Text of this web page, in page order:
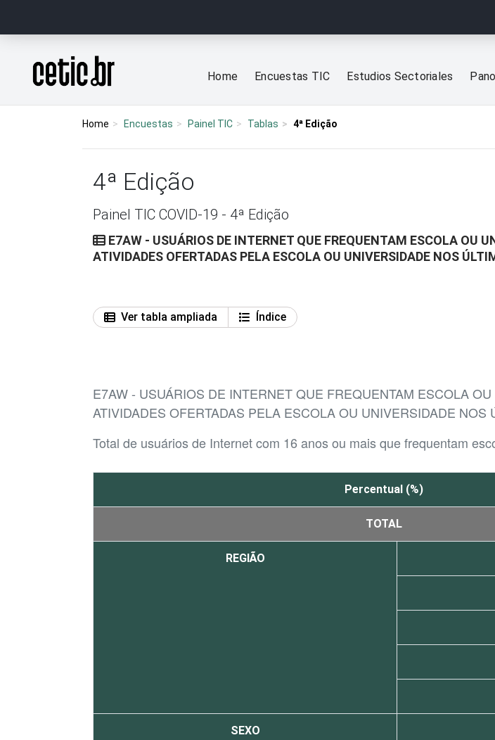
Página inicial
Home Encuestas TIC Estudios Sectoriales
Home Encuestas Painel TIC Tablas 4ª Edição
4ª Edição
Painel TIC COVID-19 - 4ª Edição
E7AW - USUÁRIOS DE INTERNET QUE FREQUENTAM ESCOLA OU
ATIVIDADES OFERTADAS PELA ESCOLA OU UNIVERSIDADE NOS
Ver tabla ampliada
Índice
E7AW - USUÁRIOS DE INTERNET QUE FREQUENTAM ESCOLA
ATIVIDADES OFERTADAS PELA ESCOLA OU UNIVERSIDADE NOS
Total de usuários de Internet com 16 anos ou mais que frequentam
Percentual (%)
TOTAL
REGIÃO
SEXO